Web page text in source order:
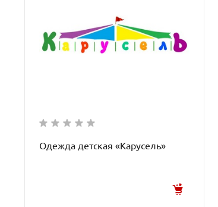
Одежда детская «Карусель»